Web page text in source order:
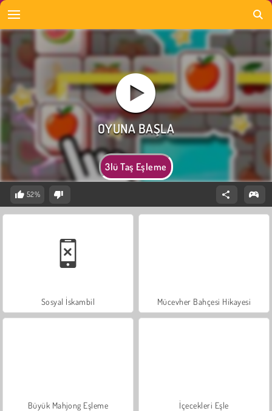
3lü Taş Eşleme
52%
Sosyal İskambil Mücevher Bahçesi Hikayesi
Büyük Mahjong Eşleme İçecekleri Eşle